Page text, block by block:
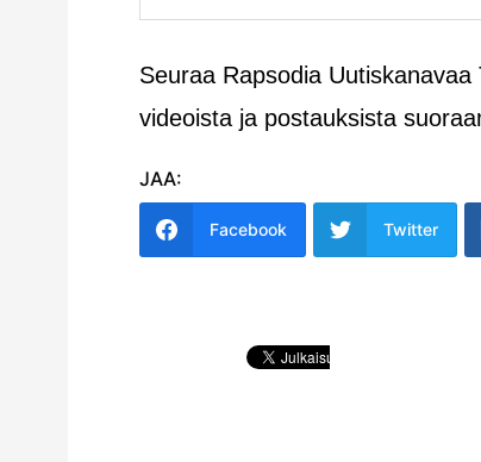
Seuraa Rapsodia
videoista ja postauksista
JAA:
Facebook Twitter